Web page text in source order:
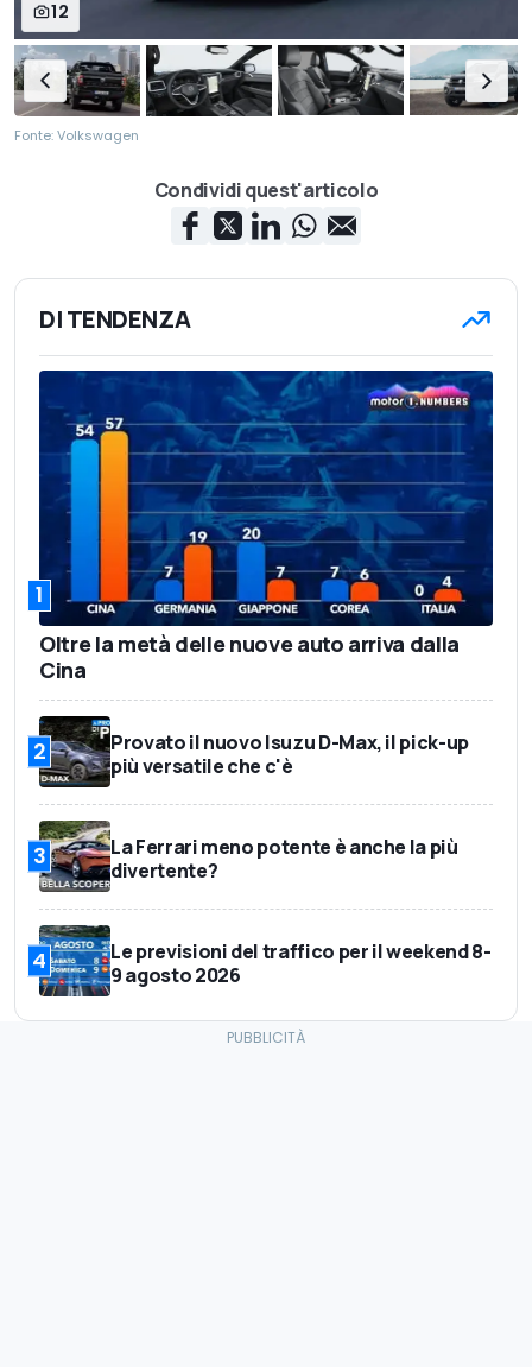
12
Fonte: Volkswagen
Condividi quest'articolo
DI TENDENZA
1
Oltre la metà delle nuove auto arriva dalla
Cina
2
Provato il nuovo Isuzu D-Max, il pick-up
più versatile che c'è
3
La Ferrari meno potente è anche la più
divertente?
4
Le previsioni del traffico per il weekend 8-
9 agosto 2026